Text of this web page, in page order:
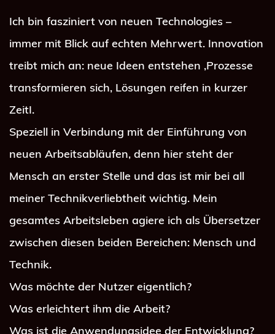
Ich bin fasziniert von neuen Technologies –
immer mit Blick auf echten Mehrwert. Innovation
treibt mich an: neue Ideen entstehen ,Prozesse
transformieren sich, Lösungen reifen in kurzer
ZeitI.
Speziell in Verbindung mit der Einführung von
neuen Arbeitsabläufen, denn hier steht der
Mensch an erster Stelle und das ist mir bei all
meiner Technikverliebtheit wichtig. Mein
gesamtes Arbeitsleben agiere ich als Übersetzer
zwischen diesen beiden Bereichen: Mensch und
Technik.
Was möchte der Nutzer eigentlich?
Was erleichtert ihm die Arbeit?
Was ist die Anwendungsidee der Entwicklung?